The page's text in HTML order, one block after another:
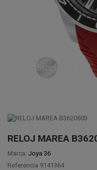
RELOJ MAREA
Marca: Joya 36
Referencia 9141364